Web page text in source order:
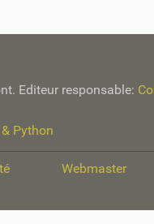
Editeur responsable:
Python
Webmaster